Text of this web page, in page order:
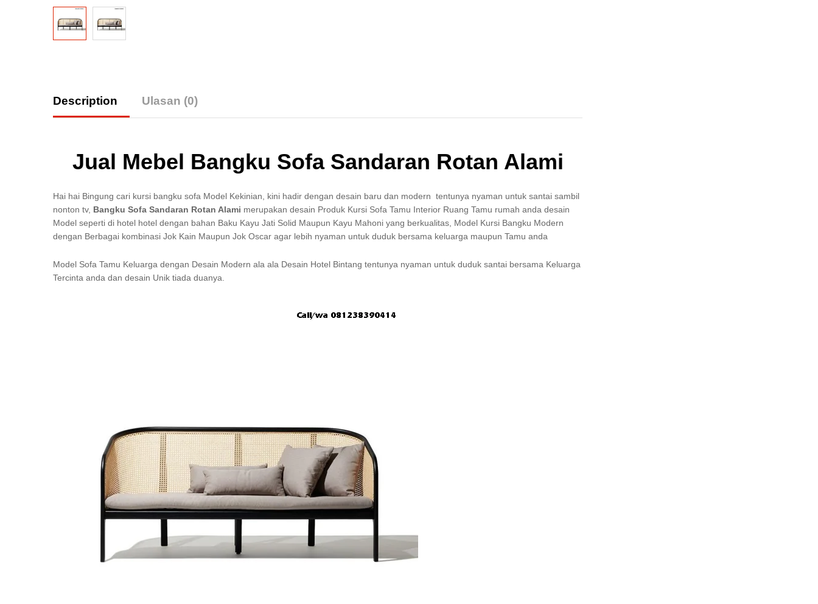
Description Ulasan (0)
Jual Mebel Bangku Sofa Sandaran Rotan Alami
Hai hai Bingung cari kursi bangku sofa Model Kekinian, kini hadir dengan desain baru dan modern tentunya nyaman untuk santai sambil
nonton tv, Bangku Sofa Sandaran Rotan Alami merupakan desain Produk Kursi Sofa Tamu Interior Ruang Tamu rumah anda desain
Model seperti di hotel hotel dengan bahan Baku Kayu Jati Solid Maupun Kayu Mahoni yang berkualitas, Model Kursi Bangku Modern
dengan Berbagai kombinasi Jok Kain Maupun Jok Oscar agar lebih nyaman untuk duduk bersama keluarga maupun Tamu anda
Model Sofa Tamu Keluarga dengan Desain Modern ala ala Desain Hotel Bintang tentunya nyaman untuk duduk santai bersama Keluarga
Tercinta anda dan desain Unik tiada duanya.